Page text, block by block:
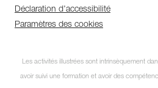
Déclaration d'accessibilité
Paramètres des cookies
Les activités illustrées sont intrinsèquement
avoir suivi une formation et avoir des